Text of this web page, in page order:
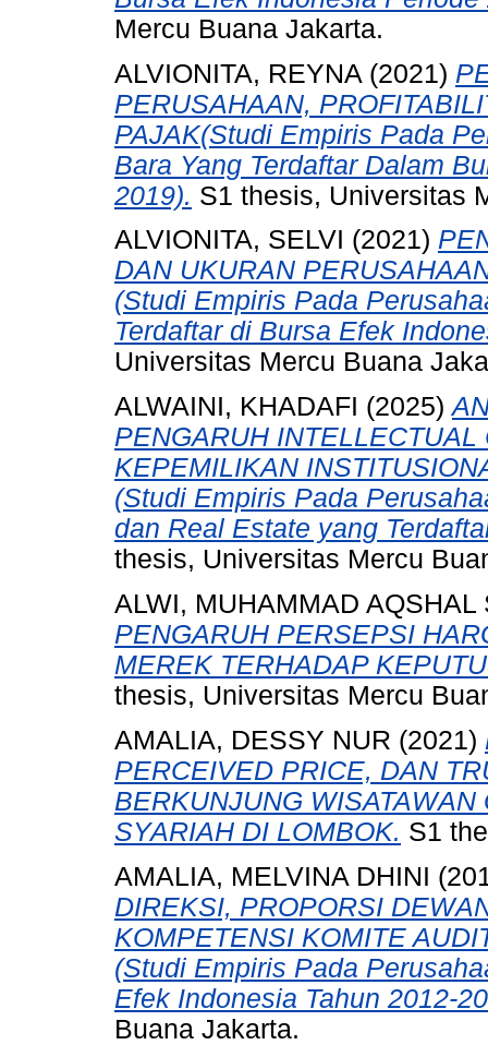
Mercu Buana Jakarta.
ALVIONITA, REYNA (2021)
PERUSAHAAN,
PAJAK(Studi Empiris Pada
Bara Yang Terdaftar Dalam
2019). S1 thesis, Universitas
ALVIONITA, SELVI (2021)
DAN UKURAN
(Studi Empiris Pada
Terdaftar di Bursa Efek
Universitas Mercu Buana
ALWAINI, KHADAFI (2025)
PENGARUH
KEPEMILIKAN
(Studi Empiris Pada
dan Real Estate yang
thesis, Universitas Mercu
ALWI, MUHAMMAD AQSHAL
PENGARUH PERSEPSI
MEREK TERHADAP
thesis, Universitas Mercu
AMALIA, DESSY NUR (2021)
PERCEIVED PRICE, DAN
BERKUNJUNG
SYARIAH DI LOMBOK. S1
AMALIA, MELVINA DHINI
DIREKSI, PROPORSI
KOMPETENSI KOMITE
(Studi Empiris Pada
Efek Indonesia Tahun 2012-
Buana Jakarta.